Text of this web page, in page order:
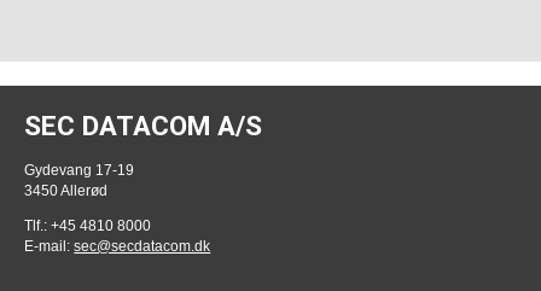
SEC DATACOM A/S
Gydevang 17-19
3450 Allerød
Tlf.: +45 4810 8000
E-mail:sec@secdatacom.dk